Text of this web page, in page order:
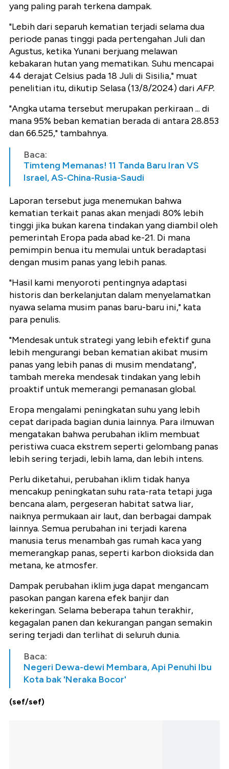
yang paling parah terkena dampak.
"Lebih dari separuh kematian terjadi selama dua
periode panas tinggi pada pertengahan Juli dan
Agustus, ketika Yunani berjuang melawan
kebakaran hutan yang mematikan. Suhu mencapai
44 derajat Celsius pada 18 Juli di Sisilia," muat
penelitian itu, dikutip Selasa (13/8/2024) dariAFP.
"Angka utama tersebut merupakan perkiraan ... di
mana 95% beban kematian berada di antara 28.853
dan 66.525," tambahnya.
Baca:
Timteng Memanas! 11 Tanda Baru Iran VS
Israel, AS-China-Rusia-Saudi
Laporan tersebut juga menemukan bahwa
kematian terkait panas akan menjadi 80% lebih
tinggi jika bukan karena tindakan yang diambil oleh
pemerintah Eropa pada abad ke-21. Di mana
pemimpin benua itu memulai untuk beradaptasi
dengan musim panas yang lebih panas.
"Hasil kami menyoroti pentingnya adaptasi
historis dan berkelanjutan dalam menyelamatkan
nyawa selama musim panas baru-baru ini," kata
para penulis.
"Mendesak untuk strategi yang lebih efektif guna
lebih mengurangi beban kematian akibat musim
panas yang lebih panas di musim mendatang",
tambah mereka mendesak tindakan yang lebih
proaktif untuk memerangi pemanasan global.
Eropa mengalami peningkatan suhu yang lebih
cepat daripada bagian dunia lainnya. Para ilmuwan
mengatakan bahwa perubahan iklim membuat
peristiwa cuaca ekstrem seperti gelombang panas
lebih sering terjadi, lebih lama, dan lebih intens.
Perlu diketahui, perubahan iklim tidak hanya
mencakup peningkatan suhu rata-rata tetapi juga
bencana alam, pergeseran habitat satwa liar,
naiknya permukaan air laut, dan berbagai dampak
lainnya. Semua perubahan ini terjadi karena
manusia terus menambah gas rumah kaca yang
memerangkap panas, seperti karbon dioksida dan
metana, ke atmosfer.
Dampak perubahan iklim juga dapat mengancam
pasokan pangan karena efek banjir dan
kekeringan. Selama beberapa tahun terakhir,
kegagalan panen dan kekurangan pangan semakin
sering terjadi dan terlihat di seluruh dunia.
Baca:
Negeri Dewa-dewi Membara, Api Penuhi Ibu
Kota bak 'Neraka Bocor'
(sef/sef)